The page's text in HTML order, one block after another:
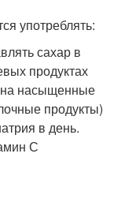
употреблять:
сахар в
продуктах
на насыщенные
продукты)
в день.
С